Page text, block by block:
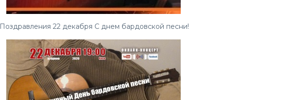
Поздравления 22 декабря С днем бардовской песни!